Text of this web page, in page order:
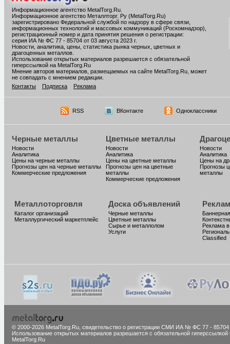
Информационное агентство MetalTorg.Ru
Информационное агентство Металлторг. Ру (MetalTorg.Ru)
зарегистрировано Федеральной службой по надзору в сфере связи,
информационных технологий и массовых коммуникаций (Роскомнадзор),
регистрационный номер и дата принятия решения о регистрации:
серия ИА № ФС 77 - 85704 от 03 августа 2023 г.
Новости, аналитика, цены, статистика рынка черных, цветных и
драгоценных металлов.
Использование открытых материалов разрешается с обязательной
гиперссылкой на MetalTorg.Ru
Мнение авторов материалов, размещаемых на сайте MetalTorg.Ru, может
не совпадать с мнением редакции.
Контакты
Подписка Реклама
RSS ВКонтакте Одноклассники
Черные металлы
Новости
Аналитика
Цены на черные металлы
Прогнозы цен на черные металлы
Коммерческие предложения
Цветные металлы
Новости
Аналитика
Цены на цветные металлы
Прогнозы цен на цветные
металлы
Коммерческие предложения
Новости
Аналитика
Цены на
Прогнозы
металлы
Металлоторговля
Каталог организаций
Металлургический маркетплейс
Доска объявлений
Черные металлы
Цветные металлы
Сырье и металлолом
Услуги
Реклама
Classified
© 2000-2026 MetalTorg.Ru, cвидетельство о регистрации СМИ ИА № ФС 77 - 85704
Использование открытых материалов разрешается с обязательной гиперссылкой
MetalTorg.Ru